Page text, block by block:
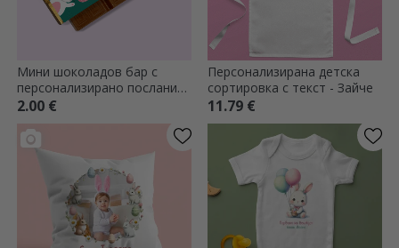
Мини шоколадов бар с
персонализирано послание
- Великденски зайчета
2.00 €
Персонализирана детска
сортировка с текст - Зайче
11.79 €